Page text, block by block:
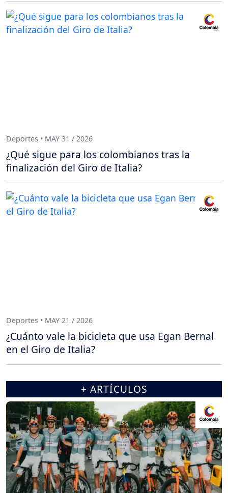
Deportes • MAY 31 / 2026
¿Qué sigue para los colombianos tras la
finalización del Giro de Italia?
Deportes • MAY 21 / 2026
¿Cuánto vale la bicicleta que usa Egan Bernal
en el Giro de Italia?
+ ARTÍCULOS